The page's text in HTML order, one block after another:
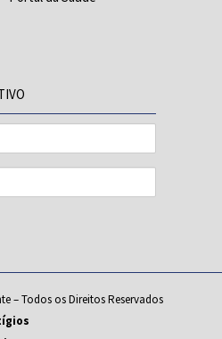
– Todos os Direitos Reservados